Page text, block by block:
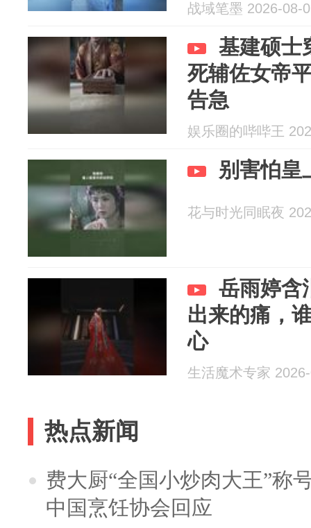
战域笔墨 2026-08-
基建硕士
死辅佐女帝
告急
娱乐圈的哔哔王
别害怕皇
花与时光同眠夜
岳雨婷含
出来的痛，
心
生活魔术专家
热点新闻
费大厨“全国小炒肉大王”称
中国烹饪协会回应